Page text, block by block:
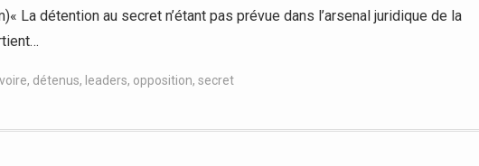
La détention au secret n’étant pas prévue dans l’arsenal juridique de la
, détenus, leaders, opposition, secret